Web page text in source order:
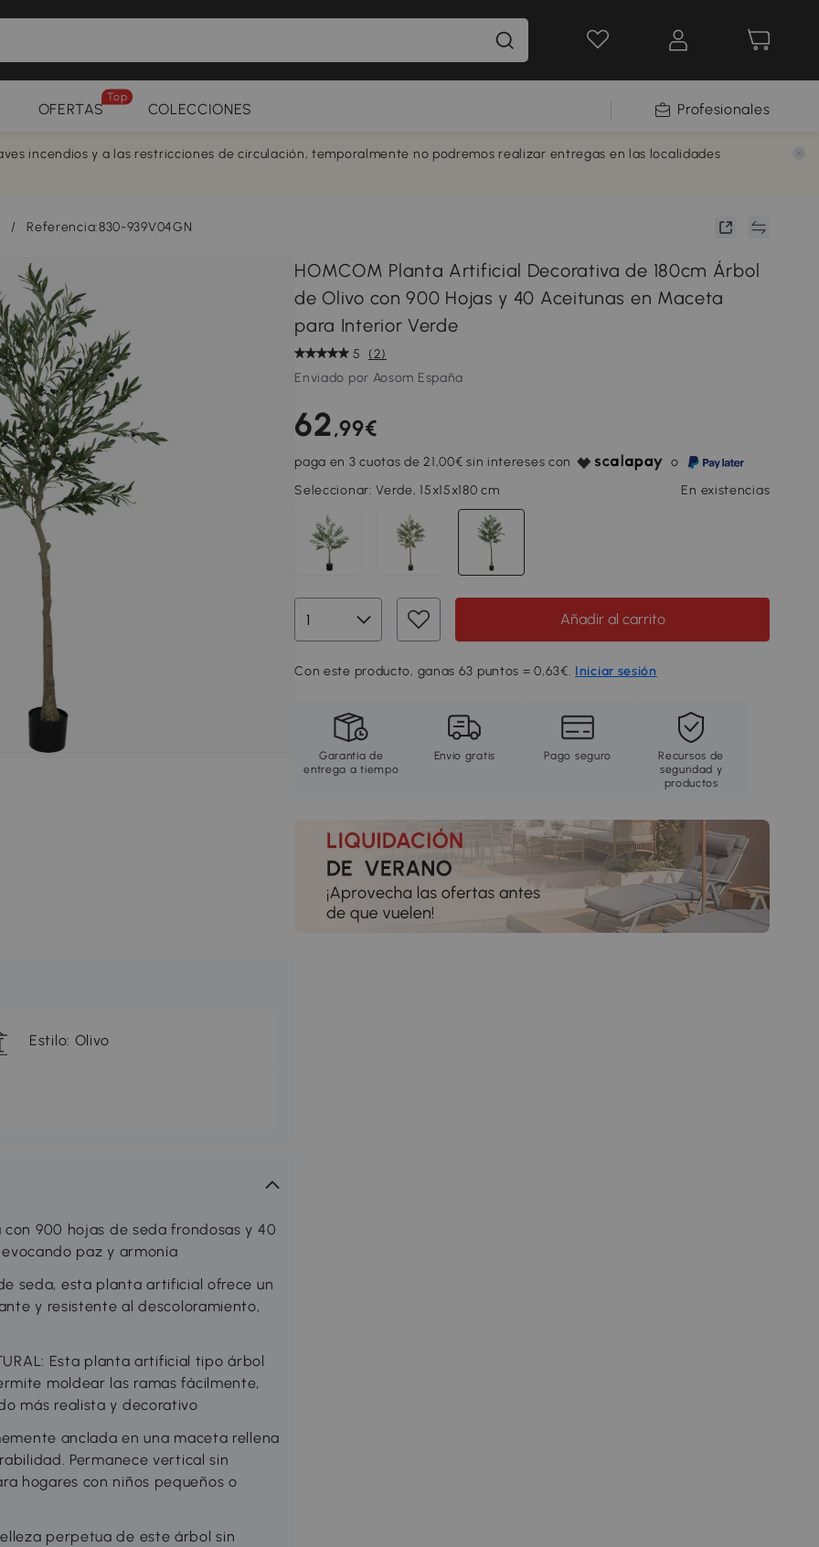
OFERTAS
Top
COLECCIONES Profesionales
incendios y a las restricciones de circulación, temporalmente no podremos realizar entregas en las localidades
/ Referencia:830-939V04GN
HOMCOM Planta Artificial Decorativa de 180cm Árbol
de Olivo con 900 Hojas y 40 Aceitunas en Maceta
para Interior Verde
5
(2)
Enviado por Aosom España
62,99€
paga en 3 cuotas de 21,00€ sin intereses con
o
Seleccionar:Verde, 15x15x180 cm En existencias
Añadir al carrito
Con este producto, ganas 63 puntos = 0,63€. Iniciar sesión
Garantía de
entrega a tiempo
Envío gratis Pago seguro
Recursos de
seguridad y
productos
Estilo: Olivo
con 900 hojas de seda frondosas y 40
paz y armonía
seda, esta planta artificial ofrece un
y resistente al descoloramiento,
Esta planta artificial tipo árbol
moldear las ramas fácilmente,
más realista y decorativo
anclada en una maceta rellena
Permanece vertical sin
hogares con niños pequeños o
perpetua de este árbol sin